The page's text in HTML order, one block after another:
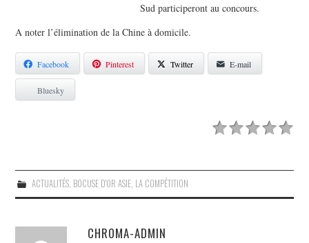
Sud participeront au concours.
A noter l’élimination de la Chine à domicile.
Facebook Pinterest Twitter E-mail
Bluesky
ACTUALITÉS, BOCUSE D'OR ASIE, LA COMPÉTITION
CHROMA-ADMIN